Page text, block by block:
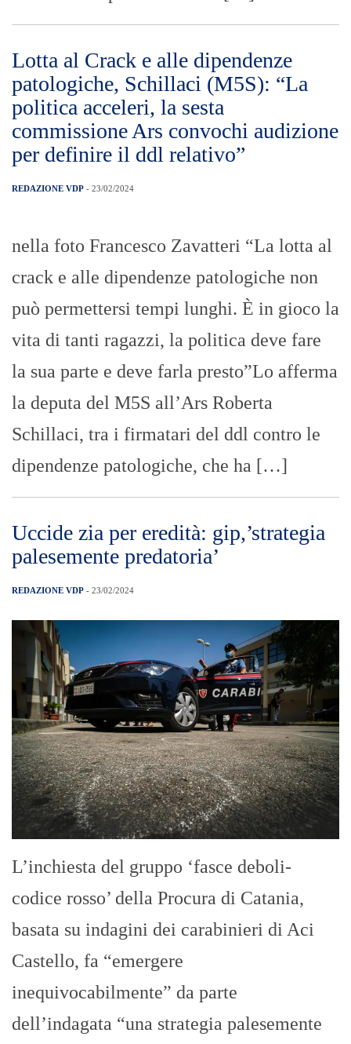
Lotta al Crack e alle dipendenze
patologiche, Schillaci (M5S): “La
politica acceleri, la sesta
commissione Ars convochi audizione
per definire il ddl relativo”
REDAZIONE VDP - 23/02/2024
nella foto Francesco Zavatteri “La lotta al
crack e alle dipendenze patologiche non
può permettersi tempi lunghi. È in gioco la
vita di tanti ragazzi, la politica deve fare
la sua parte e deve farla presto”Lo afferma
la deputa del M5S all’Ars Roberta
Schillaci, tra i firmatari del ddl contro le
dipendenze patologiche, che ha […]
Uccide zia per eredità: gip,’strategia
palesemente predatoria’
REDAZIONE VDP - 23/02/2024
L’inchiesta del gruppo ‘fasce deboli-
codice rosso’ della Procura di Catania,
basata su indagini dei carabinieri di Aci
Castello, fa “emergere
inequivocabilmente” da parte
dell’indagata “una strategia palesemente